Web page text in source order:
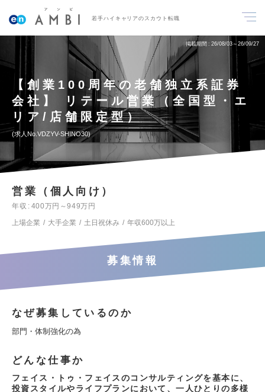
若手ハイキャリアのスカウト転職
掲載期間 26/08/03～26/09/27
【創業100周年の老舗独立系証券
会社】 リテール営業（全国型・エ
リア/店舗限定型）
求人No.VDZYV-SHINO30
営業（個人向け）
年収
400万円～949万円
上場企業
大手企業 土日祝休み 年収600万以上
募集情報
なぜ募集しているのか
部門・体制強化の為
どんな仕事か
フェイス・トゥ・フェイスのコンサルティングを基本に、
投資スタイルやライフプランにおいて、一人ひとりの多様